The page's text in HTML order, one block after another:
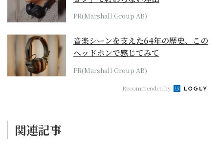
PR(Marshall Group AB)
音楽シーンを支えた64年の歴史、この
ヘッドホンで感じてみて
PR(Marshall Group AB)
Recommended by
関連記事